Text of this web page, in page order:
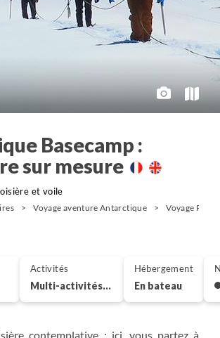
Basecamp :
sur mesure
et voile
Voyage aventure Antarctique Voyage
contemplative : ici, vous partez à
Activités
Multi-activités
Hébergement
En bateau